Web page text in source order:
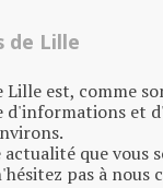
de Lille
Lille est, comme
d'informations et
actualité que vous
pas à nous